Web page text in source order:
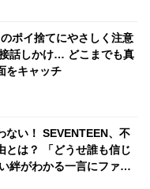
ポイ捨てにやさしく注意
話しかけ… どこまでも真
をキャッチ
ない！ SEVENTEEN、不
とは？ 「どうせ誰も信じ
絆がわかる一言にファン